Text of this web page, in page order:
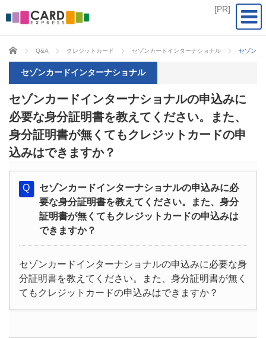
CARD EXPRESS
Q&A クレジットカード セゾンカードインターナショナル セゾンカ
セゾンカードインターナショナル
セゾンカードインターナショナルの申込みに
必要な身分証明書を教えてください。また、
身分証明書が無くてもクレジットカードの申
込みはできますか？
セゾンカードインターナショナルの申込みに必
要な身分証明書を教えてください。また、身分
証明書が無くてもクレジットカードの申込みは
できますか？
セゾンカードインターナショナルの申込みに必要な身
分証明書を教えてください。また、身分証明書が無く
てもクレジットカードの申込みはできますか？